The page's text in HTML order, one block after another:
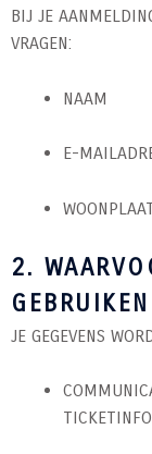
BIJ JE
VRAGEN:
NAAM
E-
2.
GEBRUIKEN
JE GEGEVENS